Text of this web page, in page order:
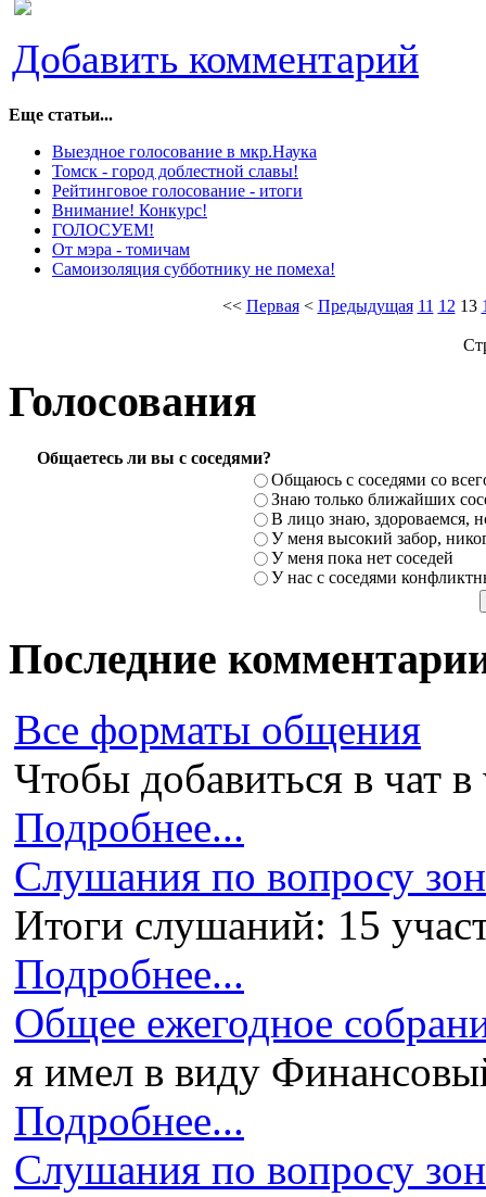
Добавить комментарий
Еще статьи...
Выездное голосование в мкр.Наука
Томск - город доблестной славы!
Рейтинговое голосование - итоги
Внимание! Конкурс!
ГОЛОСУЕМ!
От мэра - томичам
Самоизоляция субботнику не помеха!
<< Первая< Предыдущая 11 12 13
Голосования
Общаетесь ли вы с соседями?
Общаюсь с соседями со
Знаю только ближайших
В лицо знаю, здороваемся,
У меня высокий забор,
У меня пока нет соседей
У нас с соседями
Последние
Все форматы общения
Чтобы добавиться в чат
Подробнее...
Слушания по вопросу
Итоги слушаний: 15
Подробнее...
Общее ежегодное
я имел в виду
Подробнее...
Слушания по вопросу